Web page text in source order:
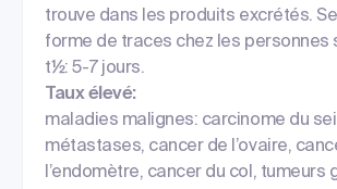
trouve dans les produits excrétés.
forme de traces chez les personnes
t½: 5-7 jours.
Taux élevé:
maladies malignes: carcinome du
métastases, cancer de l’ovaire,
l’endomètre, cancer du col, tumeurs